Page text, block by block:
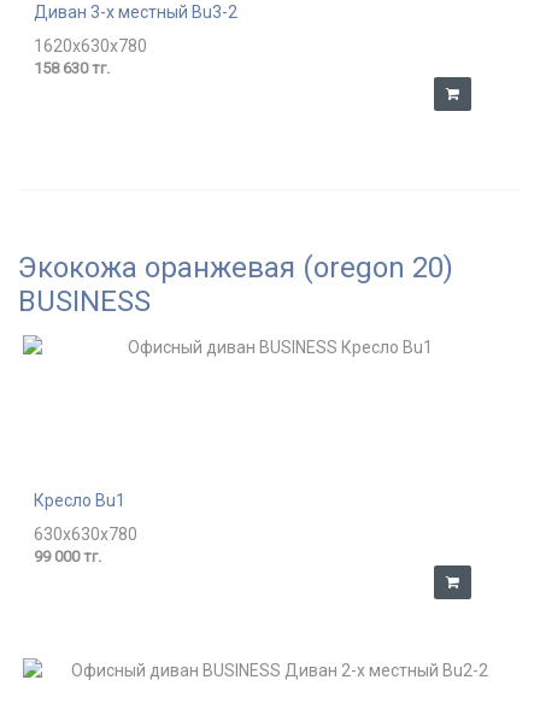
Диван 3-х местный Bu3-2
1620x630x780
158 630 тг.
Экокожа оранжевая (oregon 20)
BUSINESS
Кресло Bu1
630x630x780
99 000 тг.